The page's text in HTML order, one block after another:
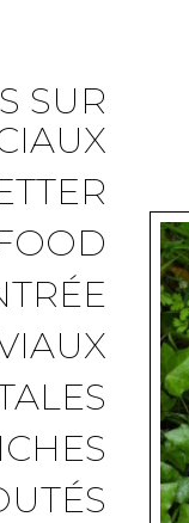
SUR